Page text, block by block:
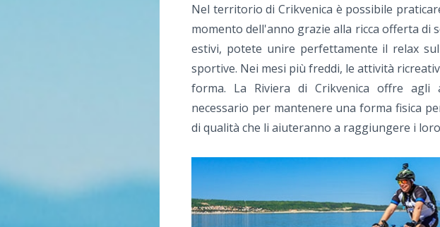
Nel territorio di Crikvenica è possibile
momento dell'anno grazie alla ricca offerta di
estivi, potete unire perfettamente il relax
sportive. Nei mesi più freddi, le attività
forma. La Riviera di Crikvenica offre
necessario per mantenere una forma fisica
di qualità che li aiuteranno a raggiungere i